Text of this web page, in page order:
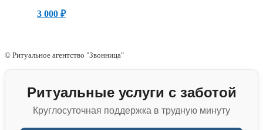
3 000 ₽
© Ритуальное агентство "Звонница"
Ритуальные услуги с заботой
Круглосуточная поддержка в трудную минуту